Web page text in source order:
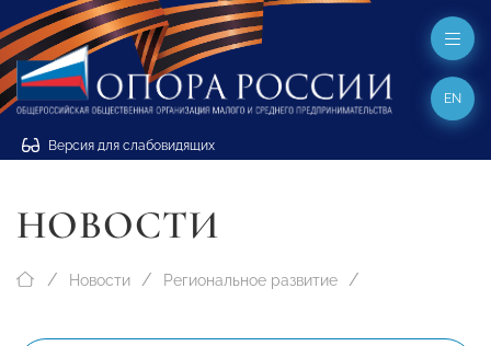
Версия для слабовидящих
EN
НОВОСТИ
Новости Региональное развитие